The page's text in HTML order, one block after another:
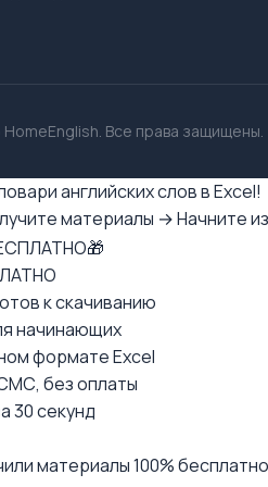
Все права защищены.
английских слов в Excel!
материалы → Начните
к скачиванию
начинающих
формате Excel
без оплаты
30 секунд
материалы 100%